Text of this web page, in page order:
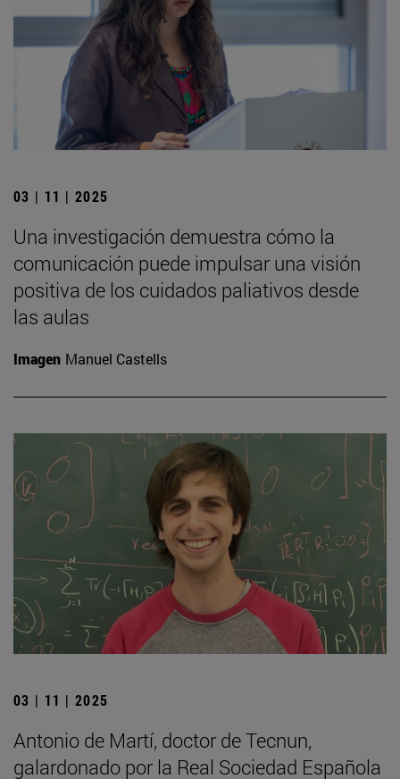
03 | 11 | 2025
Una investigación demuestra cómo la
comunicación puede impulsar una visión
positiva de los cuidados paliativos desde
las aulas
Imagen Manuel Castells
03 | 11 | 2025
Antonio de Martí, doctor de Tecnun,
galardonado por la Real Sociedad Española